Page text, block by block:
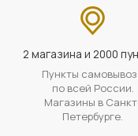
2 магазина и 2000
Пункты
по всей России.
Магазины в
Петербурге.